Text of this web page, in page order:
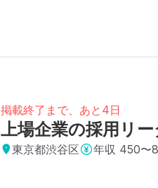
掲載終了まで、あと4日
上場企業の採用リ
東京都渋谷区 年収 450〜